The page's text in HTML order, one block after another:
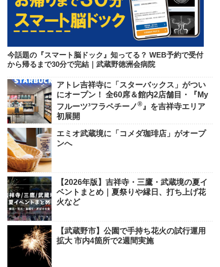
今話題の『スマート脳ドック』知ってる？ WEB予約で受付
から帰るまで30分で完結｜武蔵野徳洲会病院
アトレ吉祥寺に「スターバックス」がつい
にオープン！ 全60席＆館内2店舗目・『My
フルーツ³フラペチーノ® 』を吉祥寺エリア
初展開
エミオ武蔵境に「コメダ珈琲店」がオープ
ンへ
【2026年版】吉祥寺・三鷹・武蔵境の夏イ
ベントまとめ｜夏祭りや縁日、打ち上げ花
火など
【武蔵野市】公園で手持ち花火の試行運用
拡大 市内4箇所で2週間実施